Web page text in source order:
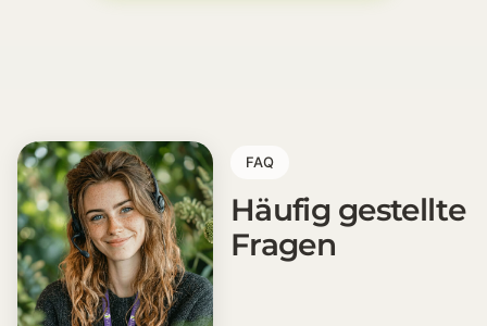
FAQ
Häufig gestellte
Fragen